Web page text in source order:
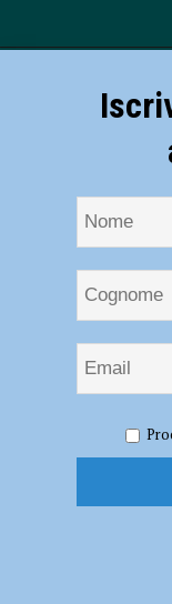
urgenza, quasi 3 mila
Centri di